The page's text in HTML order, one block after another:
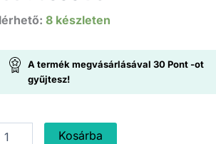
price
was:
799 Ft.
price
is:
8 készleten
A termék megvásárlásával 30Pont-ot
gyűjtesz!
Kosárba